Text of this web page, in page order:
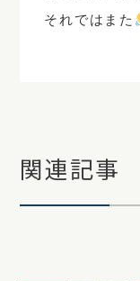
それではまた
関連記事